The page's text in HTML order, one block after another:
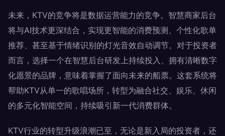
未来，KTV的竞争将是数据运营能力的竞争。智慧商家后台
将与AI技术更深结合，实现更智能的消费预测、个性化歌单
推荐、甚至基于情绪识别的灯光音效自动调节。对于投资者
而言，选择一个在智慧后台研发上持续投入、拥有清晰数字
化愿景的品牌，意味着掌握了面向未来的船票。这套系统将
帮助KTV从单一的歌唱场所，转型为融合社交、娱乐、休闲
的多元化智能空间，持续吸引新一代消费群体。
KTV行业的转型升级浪潮已至，无论是新入局的投资者，还